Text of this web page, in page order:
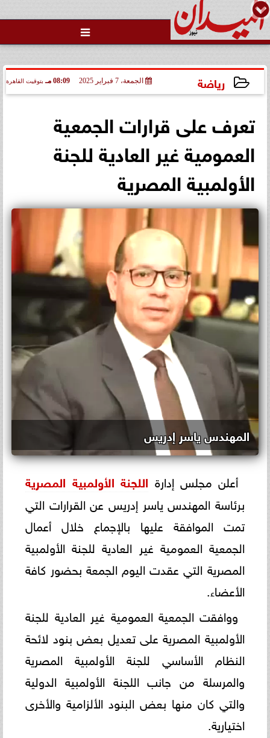

رياضة الجمعة، 7 فبراير 2025 08:09 مـ بتوقيت القاهرة
تعرف على قرارات الجمعية
العمومية غير العادية للجنة
الأولمبية المصرية
المهندس ياسر إدريس
أعلن مجلس إدارة اللجنة الأولمبية المصرية
برئاسة المهندس ياسر إدريس عن القرارات التي
تمت الموافقة عليها بالإجماع خلال أعمال
الجمعية العمومية غير العادية للجنة الأولمبية
المصرية التي عقدت اليوم الجمعة بحضور كافة
الأعضاء.
ووافقت الجمعية العمومية غير العادية للجنة
الأولمبية المصرية على تعديل بعض بنود لائحة
النظام الأساسي للجنة الأولمبية المصرية
والمرسلة من جانب اللجنة الأولمبية الدولية
والتي كان منها بعض البنود الألزامية والأخرى
اختيارية.
فاطمة الظاهري.. إماراتية تحمل